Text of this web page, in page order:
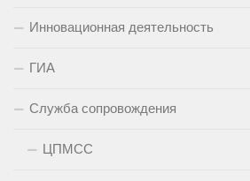
Инновационная деятельность
ГИА
Служба сопровождения
ЦПМСС